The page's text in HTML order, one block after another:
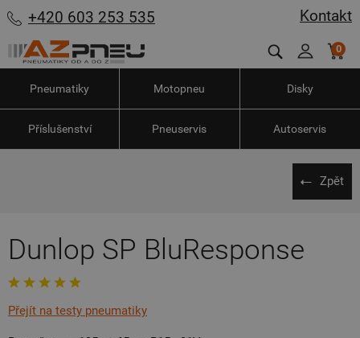
Kontakt
+420 603 253 535
0
Pneumatiky Motopneu Disky
Příslušenství Pneuservis Autoservis
Zpět
Dunlop SP BluResponse
Přejít na testy pneumatiky